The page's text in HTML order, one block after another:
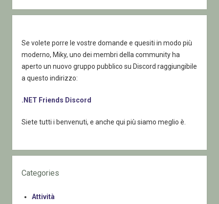
Se volete porre le vostre domande e quesiti in modo più
moderno, Miky, uno dei membri della community ha
aperto un nuovo gruppo pubblico su Discord raggiungibile
a questo indirizzo:
.NET Friends Discord
Siete tutti i benvenuti, e anche qui più siamo meglio è.
Categories
Attività